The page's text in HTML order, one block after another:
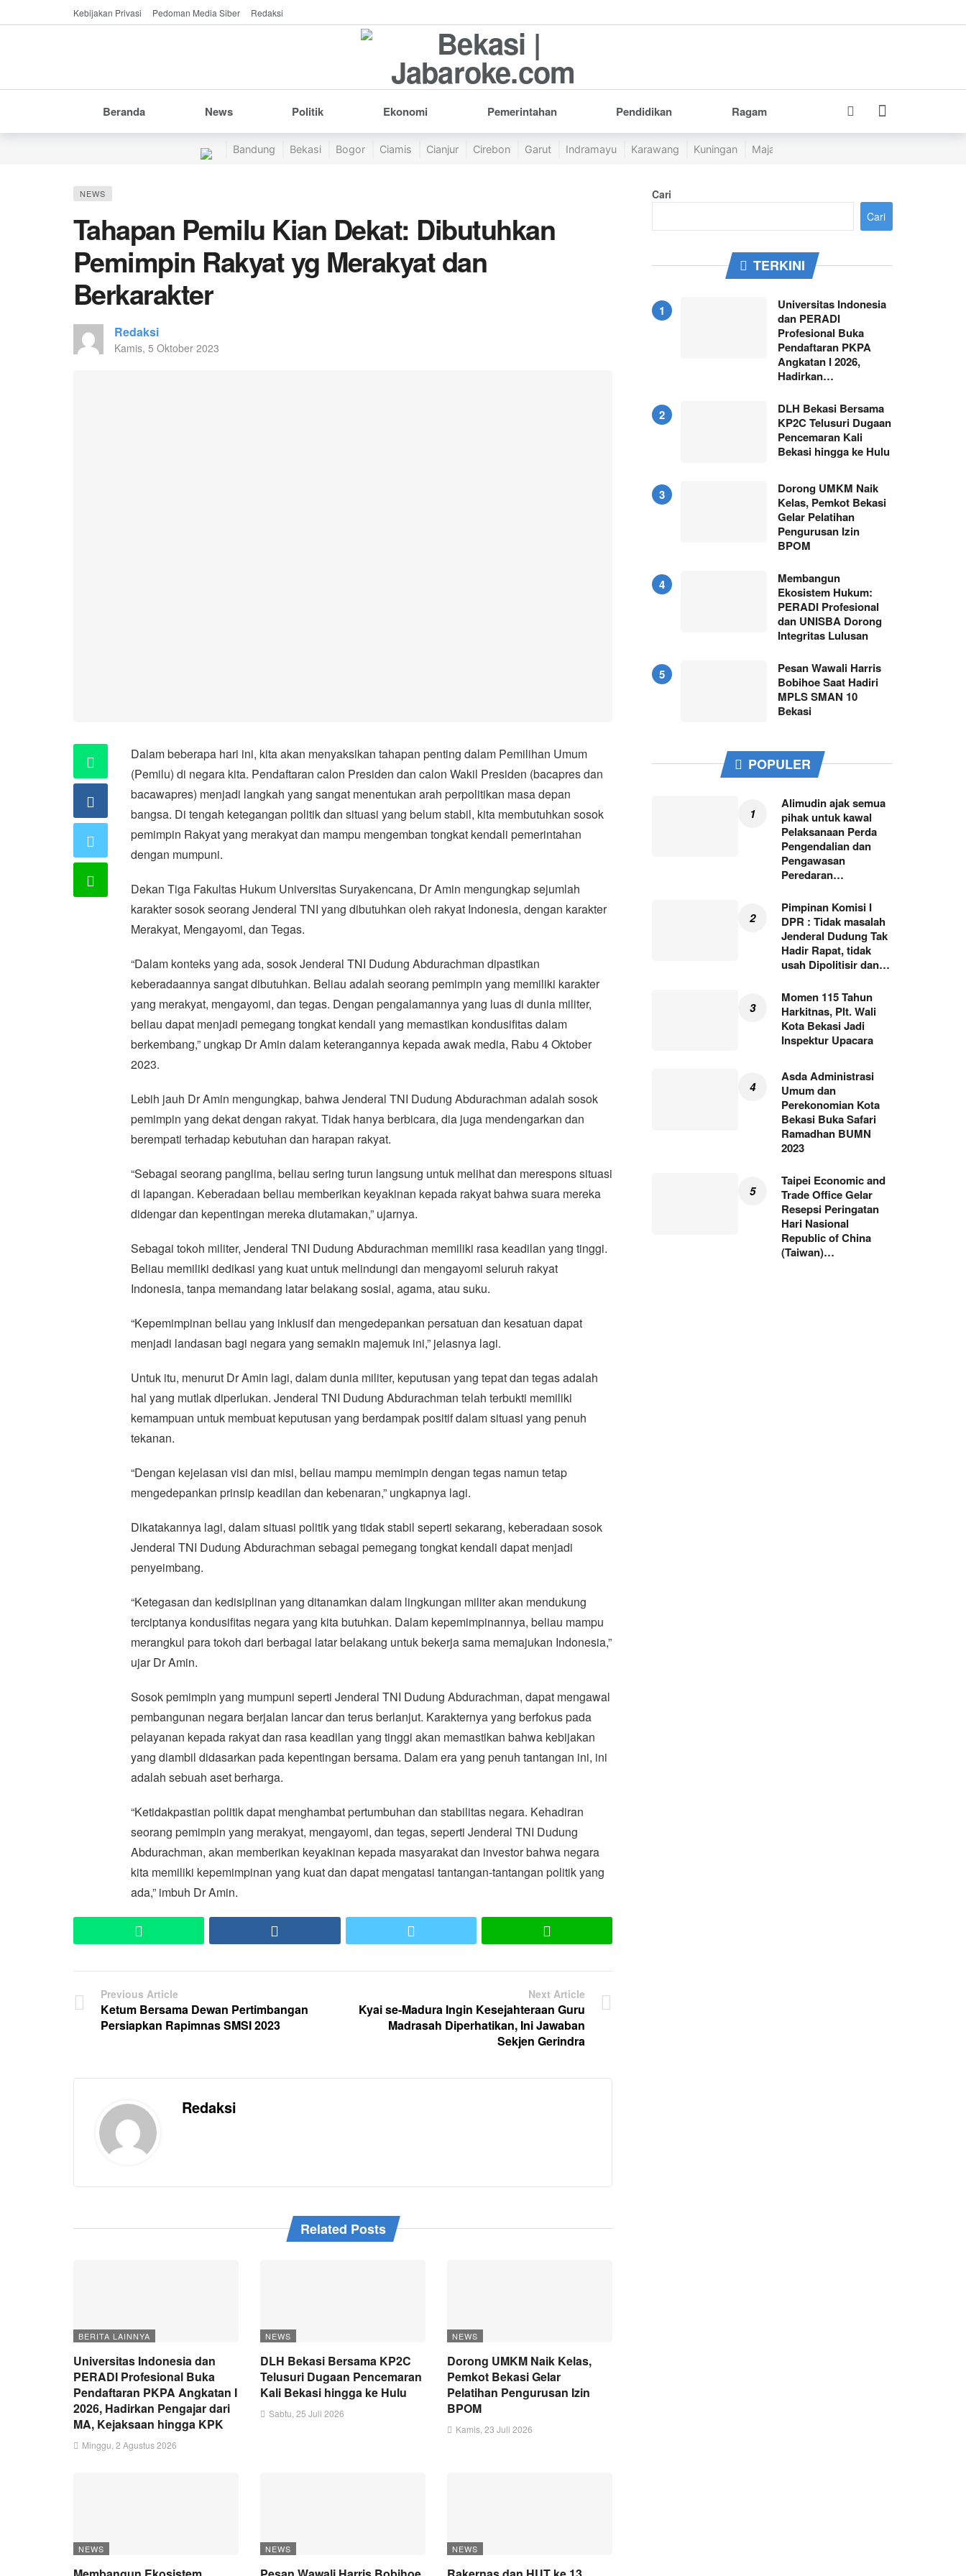
Kebijakan Privasi Pedoman Media Siber Redaksi
Beranda News Politik Ekonomi Pemerintahan Pendidikan Ragam
Bandung Bekasi Bogor Ciamis Cianjur Cirebon Garut Indramayu Karawang Kuningan Majalengka
NEWS
Tahapan Pemilu Kian Dekat: Dibutuhkan
Pemimpin Rakyat yg Merakyat dan
Berkarakter
Redaksi
Kamis, 5 Oktober 2023
Dalam beberapa hari ini, kita akan menyaksikan tahapan penting dalam Pemilihan Umum
(Pemilu) di negara kita. Pendaftaran calon Presiden dan calon Wakil Presiden (bacapres dan
bacawapres) menjadi langkah yang sangat menentukan arah perpolitikan masa depan
bangsa. Di tengah ketegangan politik dan situasi yang belum stabil, kita membutuhkan sosok
pemimpin Rakyat yang merakyat dan mampu mengemban tongkat kendali pemerintahan
dengan mumpuni.
Dekan Tiga Fakultas Hukum Universitas Suryakencana, Dr Amin mengungkap sejumlah
karakter sosok seorang Jenderal TNI yang dibutuhkan oleh rakyat Indonesia, dengan karakter
Merakyat, Mengayomi, dan Tegas.
“Dalam konteks yang ada, sosok Jenderal TNI Dudung Abdurachman dipastikan
keberadaannya sangat dibutuhkan. Beliau adalah seorang pemimpin yang memiliki karakter
yang merakyat, mengayomi, dan tegas. Dengan pengalamannya yang luas di dunia militer,
beliau dapat menjadi pemegang tongkat kendali yang memastikan kondusifitas dalam
berkembang,” ungkap Dr Amin dalam keterangannya kepada awak media, Rabu 4 Oktober
2023.
Lebih jauh Dr Amin mengungkap, bahwa Jenderal TNI Dudung Abdurachman adalah sosok
pemimpin yang dekat dengan rakyat. Tidak hanya berbicara, dia juga mendengarkan dan
berempati terhadap kebutuhan dan harapan rakyat.
“Sebagai seorang panglima, beliau sering turun langsung untuk melihat dan merespons situasi
di lapangan. Keberadaan beliau memberikan keyakinan kepada rakyat bahwa suara mereka
didengar dan kepentingan mereka diutamakan,” ujarnya.
Sebagai tokoh militer, Jenderal TNI Dudung Abdurachman memiliki rasa keadilan yang tinggi.
Beliau memiliki dedikasi yang kuat untuk melindungi dan mengayomi seluruh rakyat
Indonesia, tanpa memandang latar belakang sosial, agama, atau suku.
“Kepemimpinan beliau yang inklusif dan mengedepankan persatuan dan kesatuan dapat
menjadi landasan bagi negara yang semakin majemuk ini,” jelasnya lagi.
Untuk itu, menurut Dr Amin lagi, dalam dunia militer, keputusan yang tepat dan tegas adalah
hal yang mutlak diperlukan. Jenderal TNI Dudung Abdurachman telah terbukti memiliki
kemampuan untuk membuat keputusan yang berdampak positif dalam situasi yang penuh
tekanan.
“Dengan kejelasan visi dan misi, beliau mampu memimpin dengan tegas namun tetap
mengedepankan prinsip keadilan dan kebenaran,” ungkapnya lagi.
Dikatakannya lagi, dalam situasi politik yang tidak stabil seperti sekarang, keberadaan sosok
Jenderal TNI Dudung Abdurachman sebagai pemegang tongkat kendali dapat menjadi
penyeimbang.
“Ketegasan dan kedisiplinan yang ditanamkan dalam lingkungan militer akan mendukung
terciptanya kondusifitas negara yang kita butuhkan. Dalam kepemimpinannya, beliau mampu
merangkul para tokoh dari berbagai latar belakang untuk bekerja sama memajukan Indonesia,”
ujar Dr Amin.
Sosok pemimpin yang mumpuni seperti Jenderal TNI Dudung Abdurachman, dapat mengawal
pembangunan negara berjalan lancar dan terus berlanjut. Karakternya yang berfokus pada
pelayanan kepada rakyat dan rasa keadilan yang tinggi akan memastikan bahwa kebijakan
yang diambil didasarkan pada kepentingan bersama. Dalam era yang penuh tantangan ini, ini
adalah sebuah aset berharga.
“Ketidakpastian politik dapat menghambat pertumbuhan dan stabilitas negara. Kehadiran
seorang pemimpin yang merakyat, mengayomi, dan tegas, seperti Jenderal TNI Dudung
Abdurachman, akan memberikan keyakinan kepada masyarakat dan investor bahwa negara
kita memiliki kepemimpinan yang kuat dan dapat mengatasi tantangan-tantangan politik yang
ada,” imbuh Dr Amin.
Previous Article
Ketum Bersama Dewan Pertimbangan
Persiapkan Rapimnas SMSI 2023
Next Article
Kyai se-Madura Ingin Kesejahteraan Guru
Madrasah Diperhatikan, Ini Jawaban
Sekjen Gerindra
Redaksi
Related Posts
BERITA LAINNYA
Universitas Indonesia dan
PERADI Profesional Buka
Pendaftaran PKPA Angkatan I
2026, Hadirkan Pengajar dari
MA, Kejaksaan hingga KPK
Minggu, 2 Agustus 2026
NEWS
DLH Bekasi Bersama KP2C
Telusuri Dugaan Pencemaran
Kali Bekasi hingga ke Hulu
Sabtu, 25 Juli 2026
NEWS
Dorong UMKM Naik Kelas,
Pemkot Bekasi Gelar
Pelatihan Pengurusan Izin
BPOM
Kamis, 23 Juli 2026
NEWS NEWS NEWS
Cari
Cari
TERKINI
Universitas Indonesia
dan PERADI
Profesional Buka
Pendaftaran PKPA
Angkatan I 2026,
Hadirkan…
DLH Bekasi Bersama
KP2C Telusuri Dugaan
Pencemaran Kali
Bekasi hingga ke Hulu
Dorong UMKM Naik
Kelas, Pemkot Bekasi
Gelar Pelatihan
Pengurusan Izin
BPOM
Membangun
Ekosistem Hukum:
PERADI Profesional
dan UNISBA Dorong
Integritas Lulusan
Pesan Wawali Harris
Bobihoe Saat Hadiri
MPLS SMAN 10
Bekasi
POPULER
Alimudin ajak semua
pihak untuk kawal
Pelaksanaan Perda
Pengendalian dan
Pengawasan
Peredaran…
Pimpinan Komisi I
DPR : Tidak masalah
Jenderal Dudung Tak
Hadir Rapat, tidak
usah Dipolitisir dan…
Momen 115 Tahun
Harkitnas, Plt. Wali
Kota Bekasi Jadi
Inspektur Upacara
Asda Administrasi
Umum dan
Perekonomian Kota
Bekasi Buka Safari
Ramadhan BUMN
2023
Taipei Economic and
Trade Office Gelar
Resepsi Peringatan
Hari Nasional
Republic of China
(Taiwan)…